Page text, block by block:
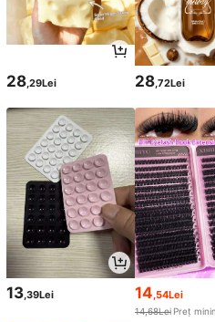
28 ,29Lei 28,72Lei
13,39Lei 14,54Lei
14,68Lei Preț